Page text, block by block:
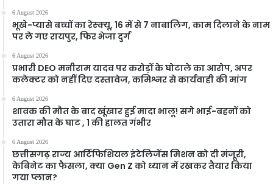
6 August 2026
भूखे-प्यासे बच्चों का रेस्क्यू, 16 में से 7 नाबालिग, काम दिलाने के नाम
पर ले गए रायपुर, फिर भेजा दुर्ग
6 August 2026
प्रभारी DEO मनीराम यादव पर करोड़ों के घोटाले का आरोप, अपर
कलेक्टर को नहीं दिए दस्तावेज, कमिश्नर से कार्यवाही की मांग
6 August 2026
शावक की मौत के बाद खूंखार हुई मादा भालू! सगे भाई-बहनों को
उतारा मौत के घाट , 1 की हालत गंभीर
6 August 2026
छत्तीसगढ़ राज्य आर्टिफिशियल इंटेलिजेंस मिशन को दी मंजूरी,
केबिनेट का फैसला, क्या Gen Z को ध्यान में रखकर तैयार किया
गया प्लान?